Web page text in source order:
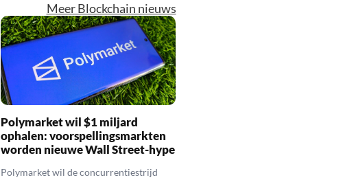
Meer Blockchain nieuws
Polymarket wil $1 miljard
ophalen: voorspellingsmarkten
worden nieuwe Wall Street-hype
Polymarket wil de concurrentiestrijd